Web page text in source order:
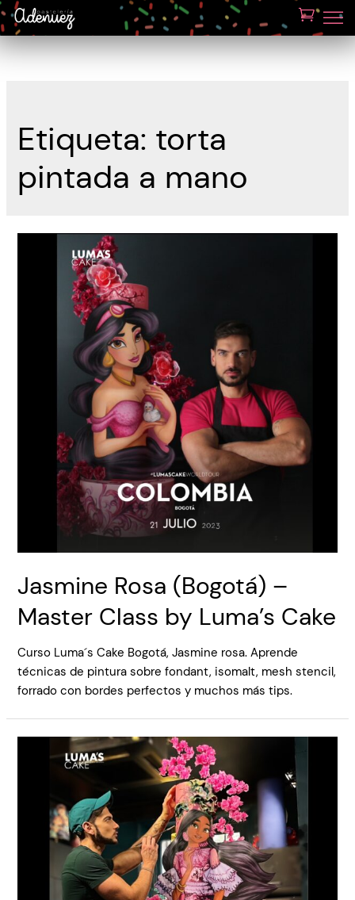
Etiqueta: torta
pintada a mano
Jasmine Rosa (Bogotá) –
Master Class by Luma’s Cake
Curso Luma´s Cake Bogotá, Jasmine rosa. Aprende
técnicas de pintura sobre fondant, isomalt, mesh stencil,
forrado con bordes perfectos y muchos más tips.